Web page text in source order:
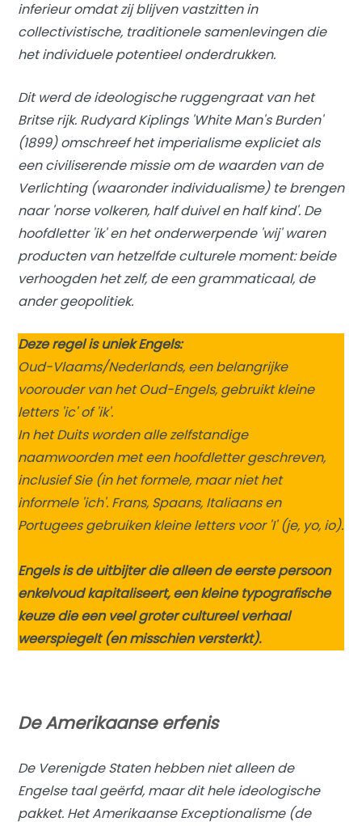
inferieur omdatzijblijven vastzitten in
collectivistische, traditionele samenlevingen die
het individuele potentieel onderdrukken.
Dit werd de ideologische ruggengraat van het
Britse rijk. Rudyard Kiplings 'White Man's Burden'
(1899) omschreef het imperialisme expliciet als
een civiliserende missie om de waarden van de
Verlichting (waaronder individualisme) te brengen
naar 'norse volkeren, half duivel en half kind'. De
hoofdletter 'ik' en het onderwerpende 'wij' waren
producten van hetzelfde culturele moment: beide
verhoogden het zelf, de een grammaticaal, de
ander geopolitiek.
Deze regel is uniek Engels:
Oud-Vlaams/Nederlands, een belangrijke
voorouder van het Oud-Engels, gebruikt kleine
letters 'ic' of 'ik'.
In het Duits worden alle zelfstandige
naamwoorden met een hoofdletter geschreven,
inclusief Sie (in het formele, maar niet het
informele 'ich'. Frans, Spaans, Italiaans en
Portugees gebruiken kleine letters voor 'I' (je, yo, io).
Engels is de uitbijter die alleen de eerste persoon
enkelvoud kapitaliseert, een kleine typografische
keuze die een veel groter cultureel verhaal
weerspiegelt (en misschien versterkt).
De Amerikaanse erfenis
De Verenigde Staten hebben niet alleen de
Engelse taal geërfd, maar dit hele ideologische
pakket. Het Amerikaanse Exceptionalisme (de